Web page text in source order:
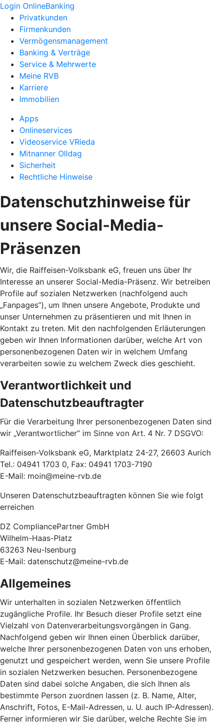
Login OnlineBanking
Privatkunden
Firmenkunden
Vermögensmanagement
Banking & Verträge
Service & Mehrwerte
Meine RVB
Karriere
Immobilien
Apps
Onlineservices
Videoservice VRieda
Mitnanner Olldag
Sicherheit
Rechtliche Hinweise
Datenschutzhinweise für
unsere Social-Media-
Präsenzen
Wir, die Raiffeisen-Volksbank eG, freuen uns über Ihr
Interesse an unserer Social-Media-Präsenz. Wir betreiben
Profile auf sozialen Netzwerken (nachfolgend auch
„Fanpages”), um Ihnen unsere Angebote, Produkte und
unser Unternehmen zu präsentieren und mit Ihnen in
Kontakt zu treten. Mit den nachfolgenden Erläuterungen
geben wir Ihnen Informationen darüber, welche Art von
personenbezogenen Daten wir in welchem Umfang
verarbeiten sowie zu welchem Zweck dies geschieht.
Verantwortlichkeit und
Datenschutzbeauftragter
Für die Verarbeitung Ihrer personenbezogenen Daten sind
wir „Verantwortlicher” im Sinne von Art. 4 Nr. 7 DSGVO:
Raiffeisen-Volksbank eG, Marktplatz 24-27, 26603 Aurich
Tel.: 04941 1703 0, Fax: 04941 1703-7190
E-Mail: moin@meine-rvb.de
Unseren Datenschutzbeauftragten können Sie wie folgt
erreichen
DZ CompliancePartner GmbH
Wilhelm-Haas-Platz
63263 Neu-Isenburg
E-Mail: datenschutz@meine-rvb.de
Allgemeines
Wir unterhalten in sozialen Netzwerken öffentlich
zugängliche Profile. Ihr Besuch dieser Profile setzt eine
Vielzahl von Datenverarbeitungsvorgängen in Gang.
Nachfolgend geben wir Ihnen einen Überblick darüber,
welche Ihrer personenbezogenen Daten von uns erhoben,
genutzt und gespeichert werden, wenn Sie unsere Profile
in sozialen Netzwerken besuchen. Personenbezogene
Daten sind dabei solche Angaben, die sich Ihnen als
bestimmte Person zuordnen lassen (z. B. Name, Alter,
Anschrift, Fotos, E-Mail-Adressen, u. U. auch IP-Adressen).
Ferner informieren wir Sie darüber, welche Rechte Sie im